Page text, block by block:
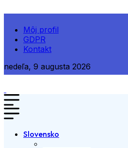
Môj profil
GDPR
Kontakt
nedeľa, 9 augusta 2026
Slovensko